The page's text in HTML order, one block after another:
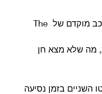
המפגש הבא התרחש במאי 66 בזמן מסע ההופעות החשמלי של דילן עם הרכב מוקדם של The
מה שלא מצא חן
השניים בזמן נסיעה